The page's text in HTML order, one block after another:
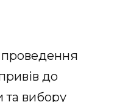
до
вибору